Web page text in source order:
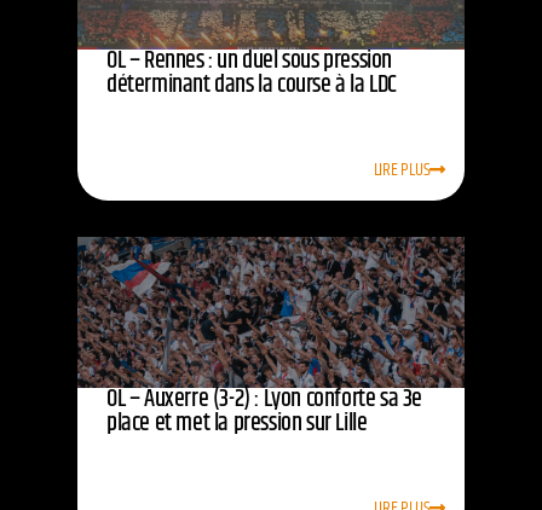
OL – Rennes : un duel sous pression
déterminant dans la course à la LDC
LIRE PLUS
OL – Auxerre (3-2) : Lyon conforte sa 3e
place et met la pression sur Lille